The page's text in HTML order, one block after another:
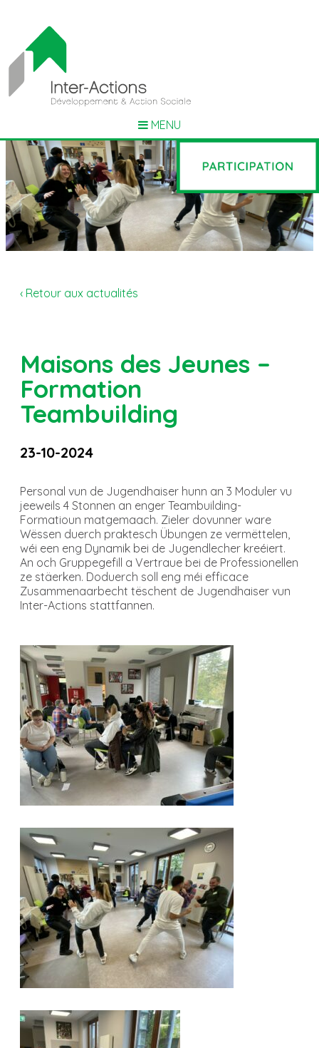
MENU
‹ Retour aux actualités
Maisons des Jeunes –
Formation
Teambuilding
23-10-2024
Personal vun de Jugendhaiser hunn an 3 Moduler vu
jeeweils 4 Stonnen an enger Teambuilding-
Formatioun matgemaach. Zieler dovunner ware
Wëssen duerch praktesch Übungen ze vermëttelen,
wéi een eng Dynamik bei de Jugendlecher kreéiert.
An och Gruppegefill a Vertraue bei de Professionellen
ze stäerken. Doduerch soll eng méi efficace
Zusammenaarbecht tëschent de Jugendhaiser vun
Inter-Actions stattfannen.